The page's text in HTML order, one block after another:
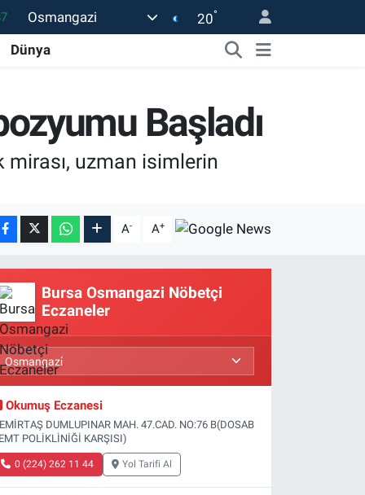
Osmangazi 20°
Dünya
Başladı
mirası, uzman isimlerin
A- A+
Bursa Osmangazi Nöbetçi
Eczaneler
Okumuş Eczanesi
DUMLUPINAR MAH. 47.CAD. NO:76 B(DOSAB
POLİKLİNİĞİ KARŞISI)
0 (224) 262 11 44 Yol Tarifi Al